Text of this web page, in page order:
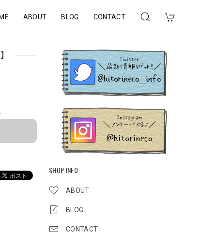
ABOUT BLOG CONTACT
SHOP INFO
ABOUT
BLOG
CONTACT